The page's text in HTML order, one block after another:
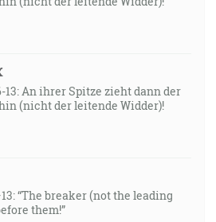
13: An ihrer Spitze zieht dann der
(nicht der leitende Widder)!
“The breaker (not the leading
them!”